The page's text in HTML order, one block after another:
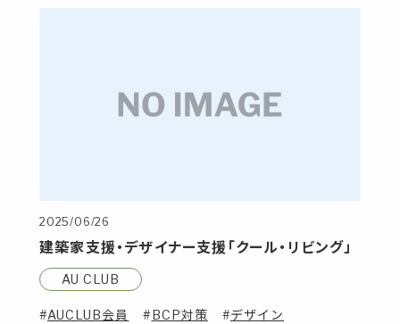
2025/06/26
建築家支援・デザイナー支援「クール・リビング」
AU CLUB
AUCLUB会員 BCP対策 デザイン